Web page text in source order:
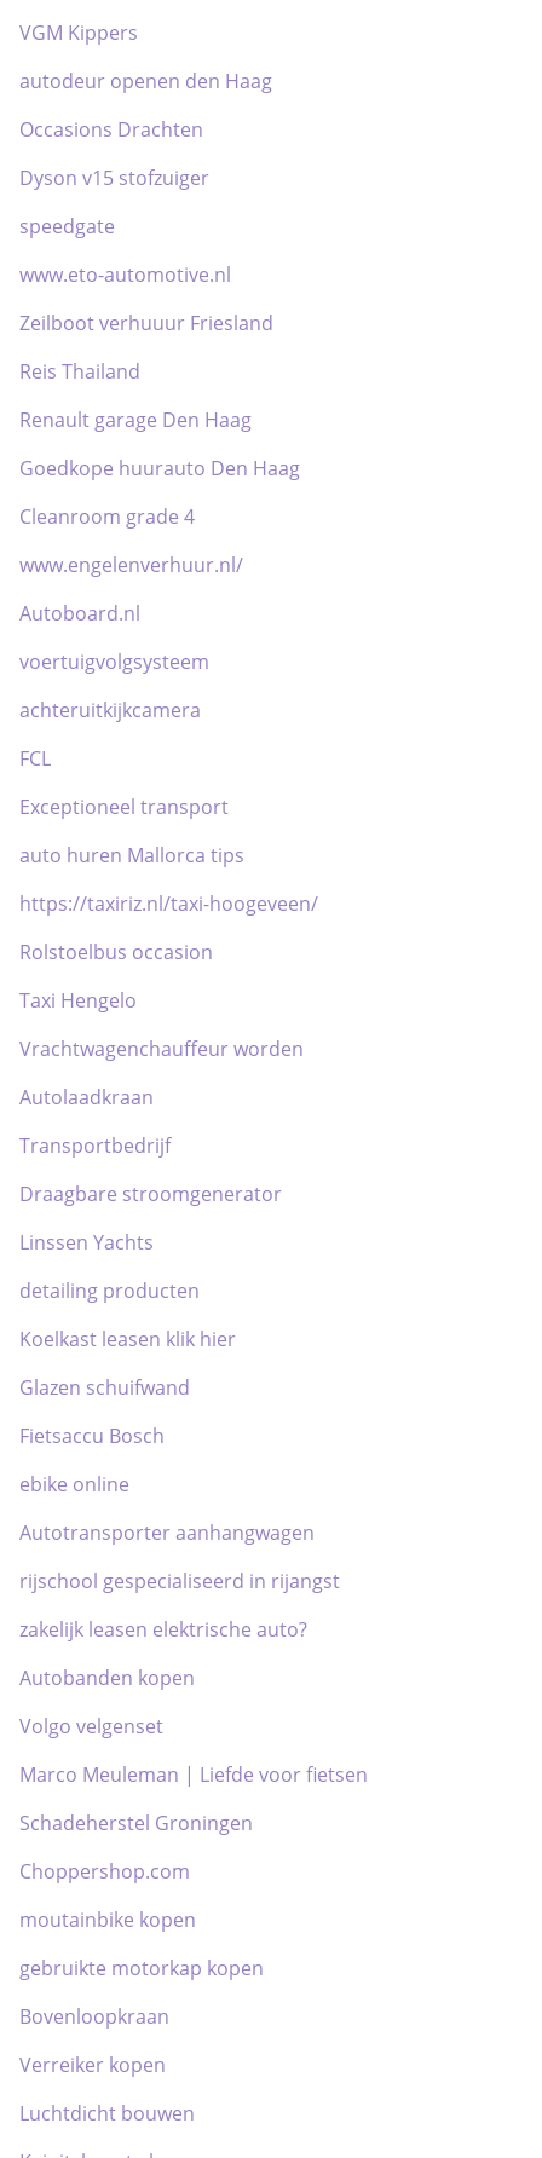
VGM Kippers
autodeur openen den Haag
Occasions Drachten
Dyson v15 stofzuiger
speedgate
www.eto-automotive.nl
Zeilboot verhuuur Friesland
Reis Thailand
Renault garage Den Haag
Goedkope huurauto Den Haag
Cleanroom grade 4
www.engelenverhuur.nl/
Autoboard.nl
voertuigvolgsysteem
achteruitkijkcamera
FCL
Exceptioneel transport
auto huren Mallorca tips
https://taxiriz.nl/taxi-hoogeveen/
Rolstoelbus occasion
Taxi Hengelo
Vrachtwagenchauffeur worden
Autolaadkraan
Transportbedrijf
Draagbare stroomgenerator
Linssen Yachts
detailing producten
Koelkast leasen klik hier
Glazen schuifwand
Fietsaccu Bosch
ebike online
Autotransporter aanhangwagen
rijschool gespecialiseerd in rijangst
zakelijk leasen elektrische auto?
Autobanden kopen
Volgo velgenset
Marco Meuleman | Liefde voor fietsen
Schadeherstel Groningen
Choppershop.com
moutainbike kopen
gebruikte motorkap kopen
Bovenloopkraan
Verreiker kopen
Luchtdicht bouwen